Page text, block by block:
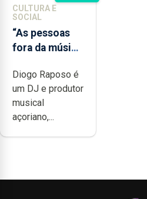
CULTURA E
SOCIAL
“As pessoas
fora da música
noção do quão
difícil é
produzir uma
música”
Diogo Raposo é
um DJ e produtor
musical
açoriano,...